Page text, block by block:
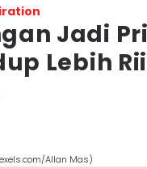
Jadi
Lebih
Allan Mas)